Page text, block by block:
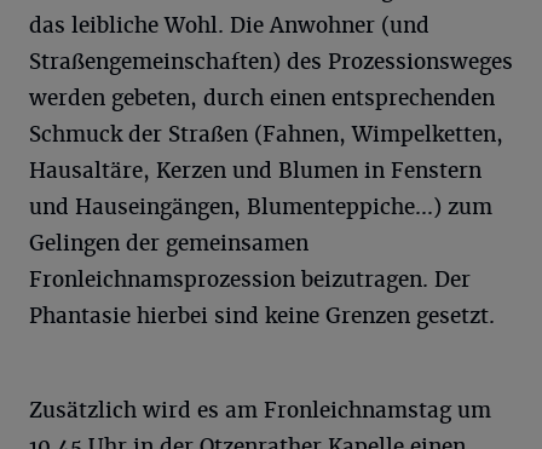
das leibliche Wohl. Die Anwohner (und
Straßengemeinschaften) des Prozessionsweges
werden gebeten, durch einen entsprechenden
Schmuck der Straßen (Fahnen, Wimpelketten,
Hausaltäre, Kerzen und Blumen in Fenstern
und Hauseingängen, Blumenteppiche...) zum
Gelingen der gemeinsamen
Fronleichnamsprozession beizutragen. Der
Phantasie hierbei sind keine Grenzen gesetzt.
Zusätzlich wird es am Fronleichnamstag um